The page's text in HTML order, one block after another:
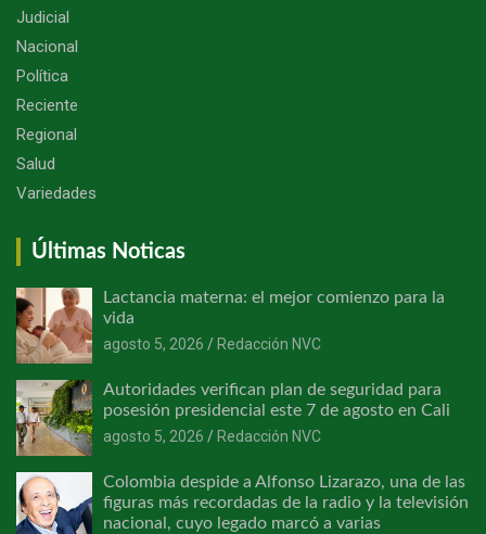
Judicial
Nacional
Política
Reciente
Regional
Salud
Variedades
Últimas Noticas
Lactancia materna: el mejor comienzo para la
vida
agosto 5, 2026
Redacción NVC
Autoridades verifican plan de seguridad para
posesión presidencial este 7 de agosto en Cali
agosto 5, 2026
Redacción NVC
Colombia despide a Alfonso Lizarazo, una de las
figuras más recordadas de la radio y la televisión
nacional, cuyo legado marcó a varias